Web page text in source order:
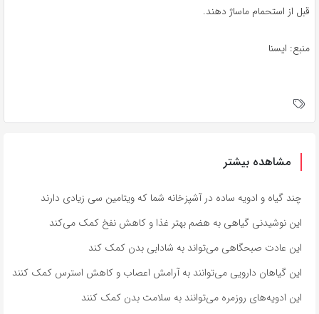
قبل از استحمام ماساژ دهند.
منبع: ایسنا
مشاهده بیشتر
چند گیاه و ادویه ساده در آشپزخانه شما که ویتامین سی زیادی دارند
این نوشیدنی گیاهی به هضم بهتر غذا و کاهش نفخ کمک می‌کند
این عادت صبحگاهی می‌تواند به شادابی بدن کمک کند
این گیاهان دارویی می‌توانند به آرامش اعصاب و کاهش استرس کمک کنند
این ادویه‌های روزمره می‌توانند به سلامت بدن کمک کنند